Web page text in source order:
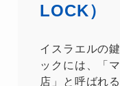
LOCK）
イスラエルの
ックには、「
店」と呼ばれ